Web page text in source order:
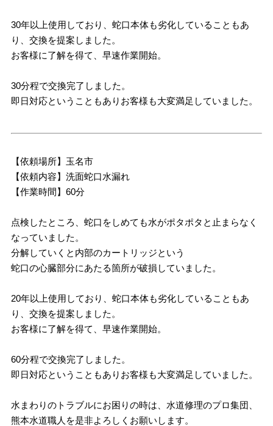
30年以上使用しており、蛇口本体も劣化していることもあ
り、交換を提案しました。
お客様に了解を得て、早速作業開始。
30分程で交換完了しました。
即日対応ということもありお客様も大変満足していました。
【依頼場所】玉名市
【依頼内容】洗面蛇口水漏れ
【作業時間】60分
点検したところ、蛇口をしめても水がポタポタと止まらなく
なっていました。
分解していくと内部のカートリッジという
蛇口の心臓部分にあたる箇所が破損していました。
20年以上使用しており、蛇口本体も劣化していることもあ
り、交換を提案しました。
お客様に了解を得て、早速作業開始。
60分程で交換完了しました。
即日対応ということもありお客様も大変満足していました。
水まわりのトラブルにお困りの時は、水道修理のプロ集団、
熊本水道職人を是非よろしくお願いします。